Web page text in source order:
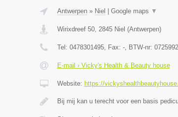
Antwerpen» Niel Google maps ▼
Wirixdreef 50, 2845 Niel (Antwerpen)
Tel: 0478301495, Fax: -, BTW-nr:
E-mail › Vicky's Health & Beauty house
Website: https://
Bij mij kan u terecht voor een basis